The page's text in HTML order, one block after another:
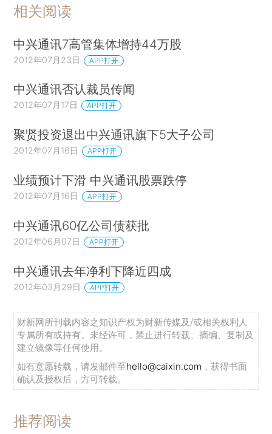
相关阅读
中兴通讯7高管集体增持44万股
2012年07月23日 APP打开
中兴通讯否认裁员传闻
2012年07月17日 APP打开
聚贤投资退出中兴通讯旗下5大子公司
2012年07月16日 APP打开
业绩预计下滑 中兴通讯股票跌停
2012年07月16日 APP打开
中兴通讯60亿公司债获批
2012年06月07日 APP打开
中兴通讯去年净利下降近四成
2012年03月29日 APP打开
财新网所刊载内容之知识产权为财新传媒及/或相关权利人
专属所有或持有。未经许可，禁止进行转载、摘编、复制及
建立镜像等任何使用。
如有意愿转载，请发邮件至hello@caixin.com ，获得书面
确认及授权后，方可转载。
推荐阅读